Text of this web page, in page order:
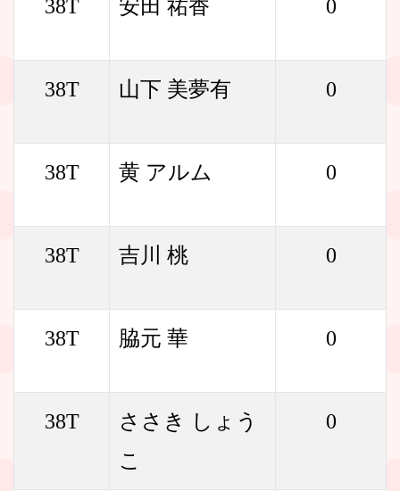
38T 安田 祐香 0
38T 山下 美夢有 0
38T 黄 アルム 0
38T 吉川 桃 0
38T 脇元 華 0
38T
ささき しょう
こ
0